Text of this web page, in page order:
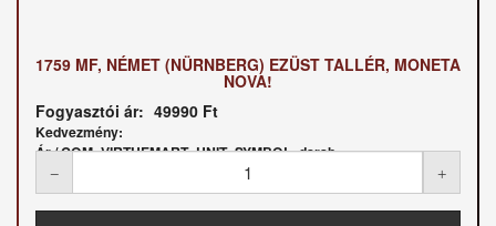
1759 MF, NÉMET (NÜRNBERG) EZÜST TALLÉR, MONETA
NOVA!
Fogyasztói ár: 49990 Ft
Kedvezmény:
Ár / COM_VIRTUEMART_UNIT_SYMBOL_darab: